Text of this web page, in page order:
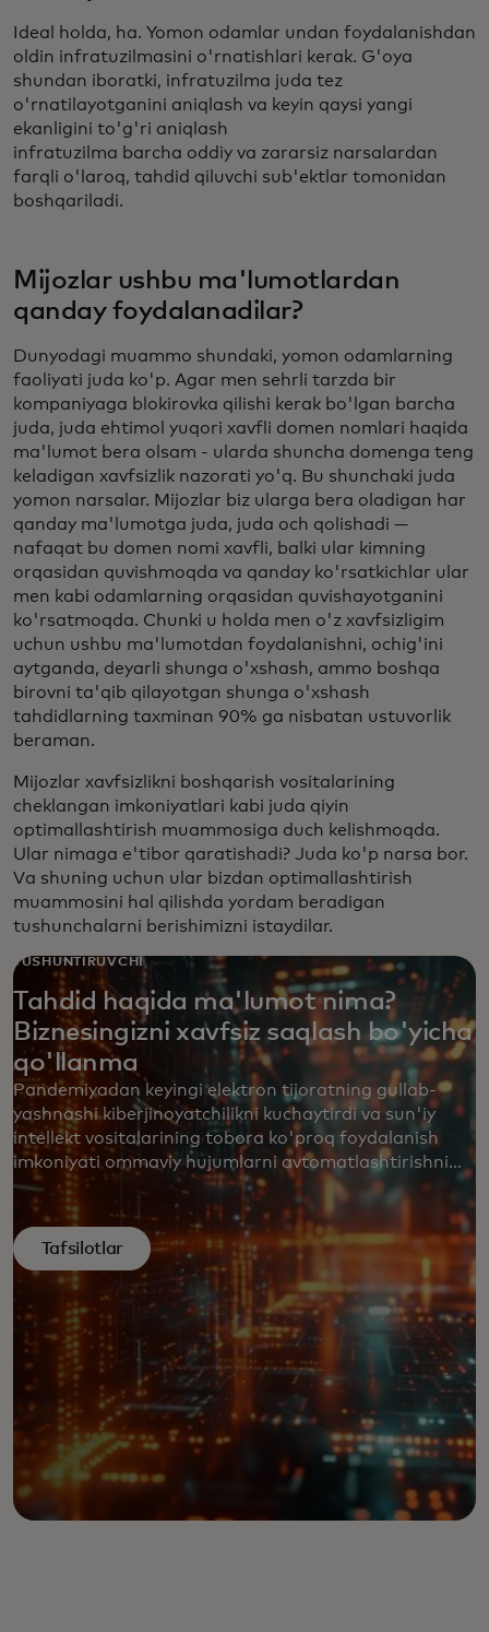
Ideal holda, ha. Yomon odamlar undan foydalanishdan
oldin infratuzilmasini o'rnatishlari kerak. G'oya
shundan iboratki, infratuzilma juda tez
o'rnatilayotganini aniqlash va keyin qaysi yangi
ekanligini to'g'ri aniqlash
infratuzilma barcha oddiy va zararsiz narsalardan
farqli o'laroq, tahdid qiluvchi sub'ektlar tomonidan
boshqariladi.
Mijozlar ushbu ma'lumotlardan
qanday foydalanadilar?
Dunyodagi muammo shundaki, yomon odamlarning
faoliyati juda ko'p. Agar men sehrli tarzda bir
kompaniyaga blokirovka qilishi kerak bo'lgan barcha
juda, juda ehtimol yuqori xavfli domen nomlari haqida
ma'lumot bera olsam - ularda shuncha domenga teng
keladigan xavfsizlik nazorati yo'q. Bu shunchaki juda
yomon narsalar. Mijozlar biz ularga bera oladigan har
qanday ma'lumotga juda, juda och qolishadi —
nafaqat bu domen nomi xavfli, balki ular kimning
orqasidan quvishmoqda va qanday ko'rsatkichlar ular
men kabi odamlarning orqasidan quvishayotganini
ko'rsatmoqda. Chunki u holda men o'z xavfsizligim
uchun ushbu ma'lumotdan foydalanishni, ochig'ini
aytganda, deyarli shunga o'xshash, ammo boshqa
birovni ta'qib qilayotgan shunga o'xshash
tahdidlarning taxminan 90% ga nisbatan ustuvorlik
beraman.
Mijozlar xavfsizlikni boshqarish vositalarining
cheklangan imkoniyatlari kabi juda qiyin
optimallashtirish muammosiga duch kelishmoqda.
Ular nimaga e'tibor qaratishadi? Juda ko'p narsa bor.
Va shuning uchun ular bizdan optimallashtirish
muammosini hal qilishda yordam beradigan
tushunchalarni berishimizni istaydilar.
TUSHUNTIRUVCHI
Tahdid haqida ma'lumot nima?
Biznesingizni xavfsiz saqlash bo'yicha
qo'llanma
Pandemiyadan keyingi elektron tijoratning gullab-
yashnashi kiberjinoyatchilikni kuchaytirdi va sun'iy
intellekt vositalarining tobora ko'proq foydalanish
imkoniyati ommaviy hujumlarni avtomatlashtirishni
osonlashtirdi. Kiberxavfsizlikning nisbatan yangi
sohasi, tahdidlarni aniqlash deb ataladi, yangi paydo
bo'layotgan xavflarga ular zarar yetkazmasdan oldin
qarshilik ko'rsatmoqda.
Tafsilotlar